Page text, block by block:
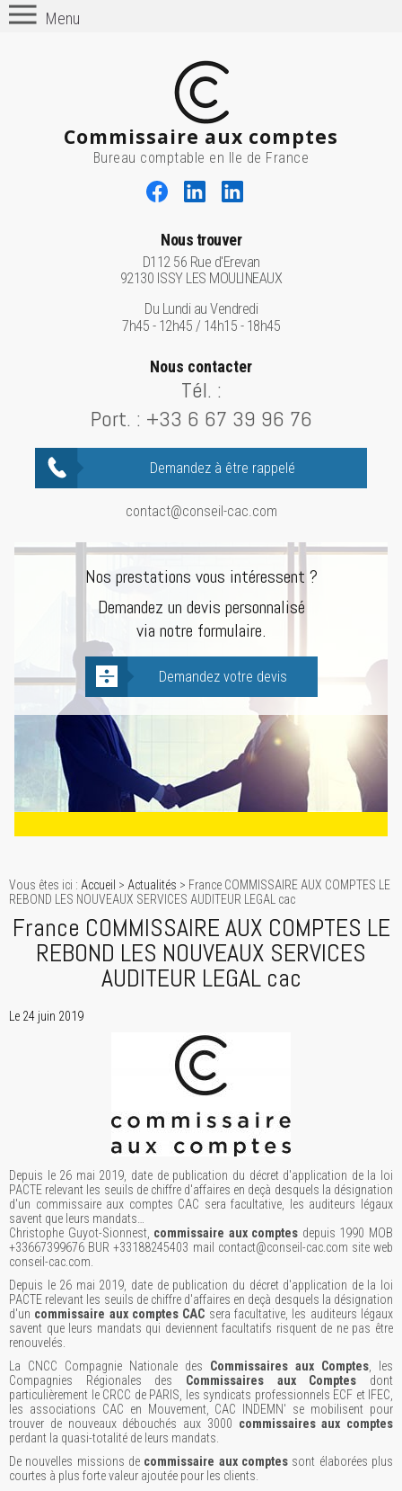
Menu
Commissaire aux comptes
Bureau comptable en Ile de France
Nous trouver
D112 56 Rue d'Erevan
92130 ISSY LES MOULINEAUX
Du Lundi au Vendredi
7h45 - 12h45 / 14h15 - 18h45
Nous contacter
Tél. :
Port. : +33 6 67 39 96 76
Demandez à être rappelé
contact@conseil-cac.com
Nos prestations vous intéressent ?
Demandez un devis personnalisé
via notre formulaire.
Demandez votre devis
Vous êtes ici : Accueil > Actualités > France COMMISSAIRE AUX COMPTES LE
REBOND LES NOUVEAUX SERVICES AUDITEUR LEGAL cac
France COMMISSAIRE AUX COMPTES LE
REBOND LES NOUVEAUX SERVICES
AUDITEUR LEGAL cac
Le 24 juin 2019
Depuis le 26 mai 2019, date de publication du décret d'application de la loi
PACTE relevant les seuils de chiffre d'affaires en deçà desquels la désignation
d'un commissaire aux comptes CAC sera facultative, les auditeurs légaux
savent que leurs mandats…
Christophe Guyot-Sionnest, commissaire aux comptes depuis 1990 MOB
+33667399676 BUR +33188245403 mail contact@conseil-cac.com site web
conseil-cac.com.
Depuis le 26 mai 2019, date de publication du décret d'application de la loi
PACTE relevant les seuils de chiffre d'affaires en deçà desquels la désignation
d'un commissaire aux comptes CAC sera facultative, les auditeurs légaux
savent que leurs mandats qui deviennent facultatifs risquent de ne pas être
renouvelés.
La CNCC Compagnie Nationale des Commissaires aux Comptes , les
Compagnies Régionales des Commissaires aux Comptes dont
particulièrement le CRCC de PARIS, les syndicats professionnels ECF et IFEC,
les associations CAC en Mouvement, CAC INDEMN' se mobilisent pour
trouver de nouveaux débouchés aux 3000 commissaires aux comptes
perdant la quasi-totalité de leurs mandats.
De nouvelles missions de commissaire aux comptes sont élaborées plus
courtes à plus forte valeur ajoutée pour les clients.